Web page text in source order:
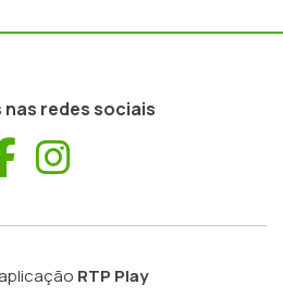
redes sociais
Facebook
RTP Play